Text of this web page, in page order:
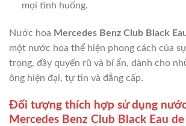
mọi tình huống.
Nước hoa Mercedes Benz Club Black
một nước hoa thể hiện phong cách của
trọng, đầy quyến rũ và bí ẩn, dành cho
ông hiện đại, tự tin và đẳng cấp.
Đối tượng thích hợp sử dụng
Mercedes Benz Club Black Eau